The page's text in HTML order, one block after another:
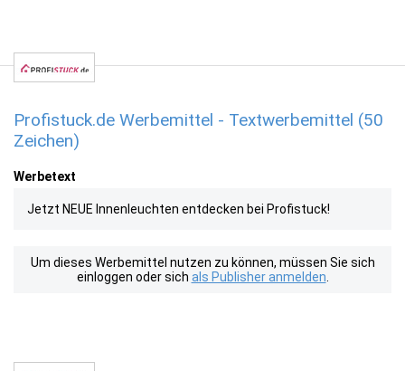
Profistuck.de Werbemittel - Textwerbemittel (50
Zeichen)
Werbetext
Jetzt NEUE Innenleuchten entdecken bei Profistuck!
Um dieses Werbemittel nutzen zu können, müssen Sie sich
einloggen oder sich als Publisher anmelden